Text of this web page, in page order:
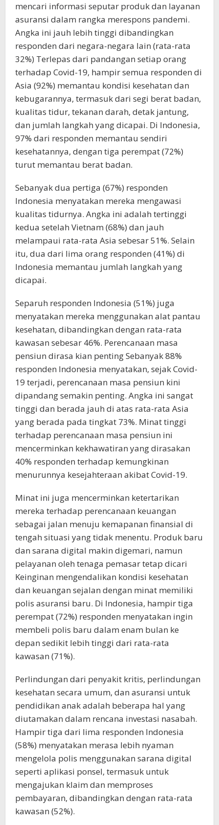
mencari informasi seputar produk dan layanan
asuransi dalam rangka merespons pandemi.
Angka ini jauh lebih tinggi dibandingkan
responden dari negara-negara lain (rata-rata
32%) Terlepas dari pandangan setiap orang
terhadap Covid-19, hampir semua responden di
Asia (92%) memantau kondisi kesehatan dan
kebugarannya, termasuk dari segi berat badan,
kualitas tidur, tekanan darah, detak jantung,
dan jumlah langkah yang dicapai. Di Indonesia,
97% dari responden memantau sendiri
kesehatannya, dengan tiga perempat (72%)
turut memantau berat badan.
Sebanyak dua pertiga (67%) responden
Indonesia menyatakan mereka mengawasi
kualitas tidurnya. Angka ini adalah tertinggi
kedua setelah Vietnam (68%) dan jauh
melampaui rata-rata Asia sebesar 51%. Selain
itu, dua dari lima orang responden (41%) di
Indonesia memantau jumlah langkah yang
dicapai.
Separuh responden Indonesia (51%) juga
menyatakan mereka menggunakan alat pantau
kesehatan, dibandingkan dengan rata-rata
kawasan sebesar 46%. Perencanaan masa
pensiun dirasa kian penting Sebanyak 88%
responden Indonesia menyatakan, sejak Covid-
19 terjadi, perencanaan masa pensiun kini
dipandang semakin penting. Angka ini sangat
tinggi dan berada jauh di atas rata-rata Asia
yang berada pada tingkat 73%. Minat tinggi
terhadap perencanaan masa pensiun ini
mencerminkan kekhawatiran yang dirasakan
40% responden terhadap kemungkinan
menurunnya kesejahteraan akibat Covid-19.
Minat ini juga mencerminkan ketertarikan
mereka terhadap perencanaan keuangan
sebagai jalan menuju kemapanan finansial di
tengah situasi yang tidak menentu. Produk baru
dan sarana digital makin digemari, namun
pelayanan oleh tenaga pemasar tetap dicari
Keinginan mengendalikan kondisi kesehatan
dan keuangan sejalan dengan minat memiliki
polis asuransi baru. Di Indonesia, hampir tiga
perempat (72%) responden menyatakan ingin
membeli polis baru dalam enam bulan ke
depan sedikit lebih tinggi dari rata-rata
kawasan (71%).
Perlindungan dari penyakit kritis, perlindungan
kesehatan secara umum, dan asuransi untuk
pendidikan anak adalah beberapa hal yang
diutamakan dalam rencana investasi nasabah.
Hampir tiga dari lima responden Indonesia
(58%) menyatakan merasa lebih nyaman
mengelola polis menggunakan sarana digital
seperti aplikasi ponsel, termasuk untuk
mengajukan klaim dan memproses
pembayaran, dibandingkan dengan rata-rata
kawasan (52%).